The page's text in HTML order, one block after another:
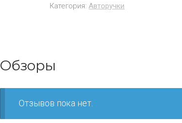
Категория:Авторучки
Обзоры
Отзывов пока нет.